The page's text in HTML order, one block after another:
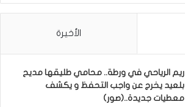
الأخيرة
ريم الرياحي في ورطة.. محامي طليقها مديح
بلعيد يخرج عن واجب التحفظ و يكشف
معطيات جديدة..(صور)